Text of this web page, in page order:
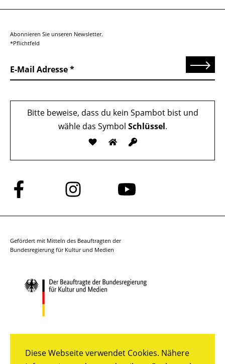
Diese Webseite verwendet Cookies. Nähere
Abonnieren Sie unseren Newsletter.
*Pflichtfeld
E-Mail Adresse Senden
Bitte beweise, dass du kein Spambot bist und
wähle das Symbol Schlüssel.
Folge
uns
auf
Folge
uns
auf
Folge
auf
Gefördert mit Mitteln des Beauftragten der
Bundesregierung für Kultur und Medien